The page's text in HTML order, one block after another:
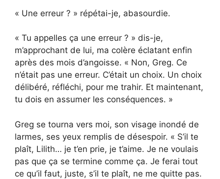
« Une erreur ? » répétai-je, abasourdie.
« Tu appelles ça une erreur ? » dis-je,
m’approchant de lui, ma colère éclatant enfin
après des mois d’angoisse. « Non, Greg. Ce
n’était pas une erreur. C’était un choix. Un choix
délibéré, réfléchi, pour me trahir. Et maintenant,
tu dois en assumer les conséquences. »
Greg se tourna vers moi, son visage inondé de
larmes, ses yeux remplis de désespoir. « S’il te
plaît, Lilith… je t’en prie, je t’aime. Je ne voulais
pas que ça se termine comme ça. Je ferai tout
ce qu’il faut, juste, s’il te plaît, ne me quitte pas.